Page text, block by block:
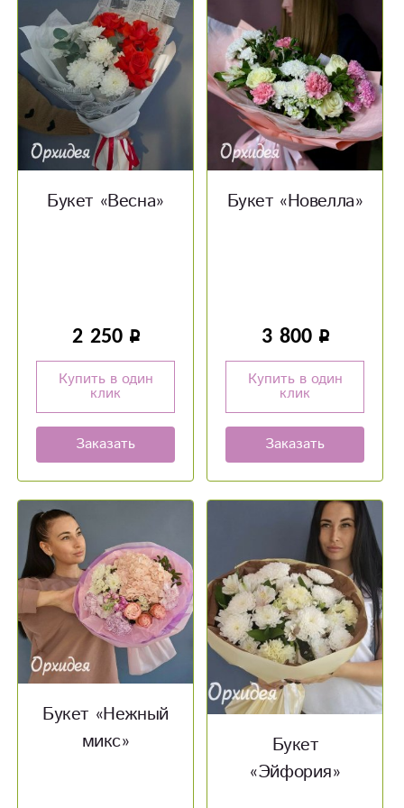
Букет «Весна»
2 250
Купить в один
клик
Заказать
Букет «Новелла»
3 800
Купить в один
клик
Заказать
Букет «Нежный
микс»
Букет
«Эйфория»